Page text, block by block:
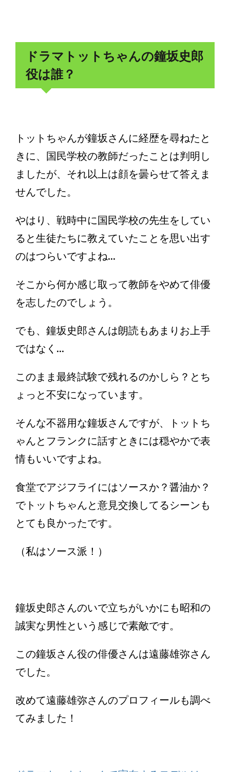
ドラマトットちゃんの鐘坂史郎
役は誰？
トットちゃんが鐘坂さんに経歴を尋ねたと
きに、国民学校の教師だったことは判明し
ましたが、それ以上は顔を曇らせて答えま
せんでした。
やはり、戦時中に国民学校の先生をしてい
ると生徒たちに教えていたことを思い出す
のはつらいですよね...
そこから何か感じ取って教師をやめて俳優
を志したのでしょう。
でも、鐘坂史郎さんは朗読もあまりお上手
ではなく...
このまま最終試験で残れるのかしら？とち
ょっと不安になっています。
そんな不器用な鐘坂さんですが、トットち
ゃんとフランクに話すときには穏やかで表
情もいいですよね。
食堂でアジフライにはソースか？醤油か？
でトットちゃんと意見交換してるシーンも
とても良かったです。
（私はソース派！）
鐘坂史郎さんのいで立ちがいかにも昭和の
誠実な男性という感じで素敵です。
この鐘坂さん役の俳優さんは遠藤雄弥さん
でした。
改めて遠藤雄弥さんのプロフィールも調べ
てみました！